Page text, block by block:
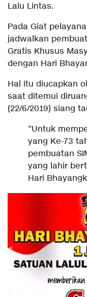
Lalu Lintas.
Pada Giat
jadwalkan
Gratis Khusus
dengan Hari
Hal itu diucapkan
saat ditemui
(22/6/2019) siang
“Untuk
yang Ke-73
pembuatan
yang lahir
Hari